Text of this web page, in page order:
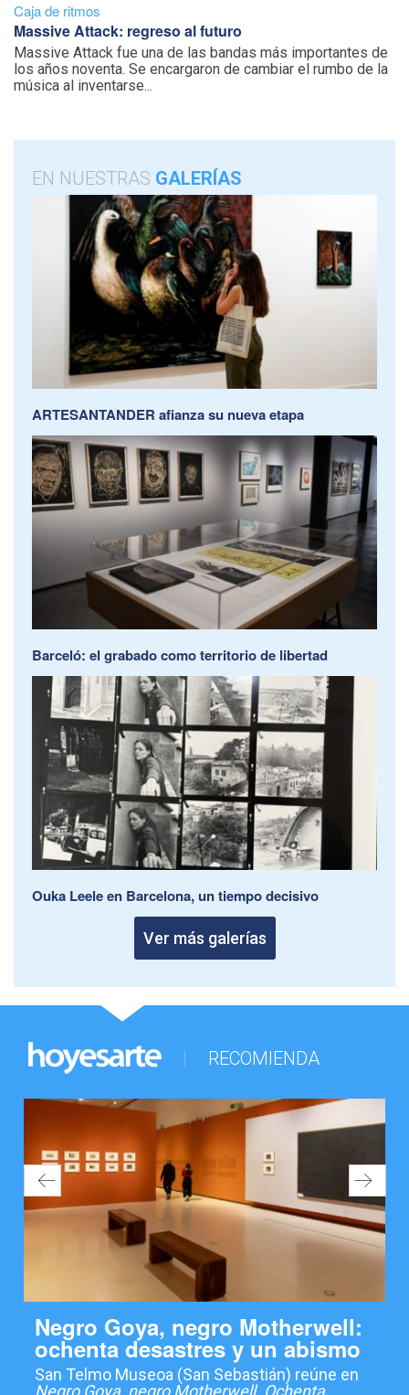
Caja de ritmos
Massive Attack: regreso al futuro
Massive Attack fue una de las bandas más importantes de
los años noventa. Se encargaron de cambiar el rumbo de la
música al inventarse...
EN NUESTRAS GALERÍAS
ARTESANTANDER afianza su nueva etapa
Barceló: el grabado como territorio de libertad
Ouka Leele en Barcelona, un tiempo decisivo
Ver más galerías
RECOMIENDA
Negro Goya, negro Motherwell:
ochenta desastres y un abismo
San Telmo Museoa (San Sebastián) reúne en
Negro Goya, negro Motherwell. Ochenta